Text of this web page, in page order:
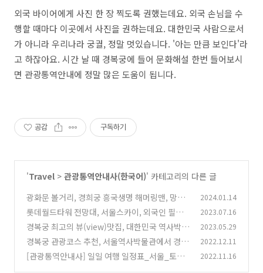
외국 바이어에게 사진 한 장 찍도록 권했는데요. 외국 손님을 수
행할 때마다 이곳에서 사진을 권하는데요. 대한민국 사람으로서
가 아니라 우리나라 궁궐, 정말 멋있습니다. '아는 만큼 보인다'라
고 하잖아요. 시간 날 때 경복궁에 들어 문화해설 한번 들어보시
면 관광통역안내에 정말 많은 도움이 됩니다.
공감 구독하기
'Travel > 관광통역안내사(한국어)' 카테고리의 다른 글
광화문 볼거리, 경희궁 흥국생명 해머링맨, 망치
맨, 망치든 거인
(1)
2024.01.14
롯데월드타워 전망대, 서울스카이, 외국인 필수
관광코스
(0)
2023.07.16
경복궁 최고의 뷰(view)맛집, 대한민국 역사박물
관
(0)
2023.05.29
경복궁 관광코스 추천, 서울역사박물관에서 경복
궁 (0)
2022.12.11
[관광통역안내사] 일일 여행 일정표_서울_토요
2022.11.16